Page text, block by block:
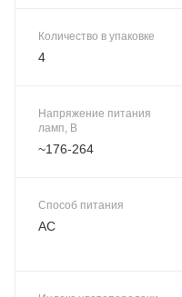
Количество в упаковке
4
Напряжение питания
ламп, В
~176-264
Способ питания
AC